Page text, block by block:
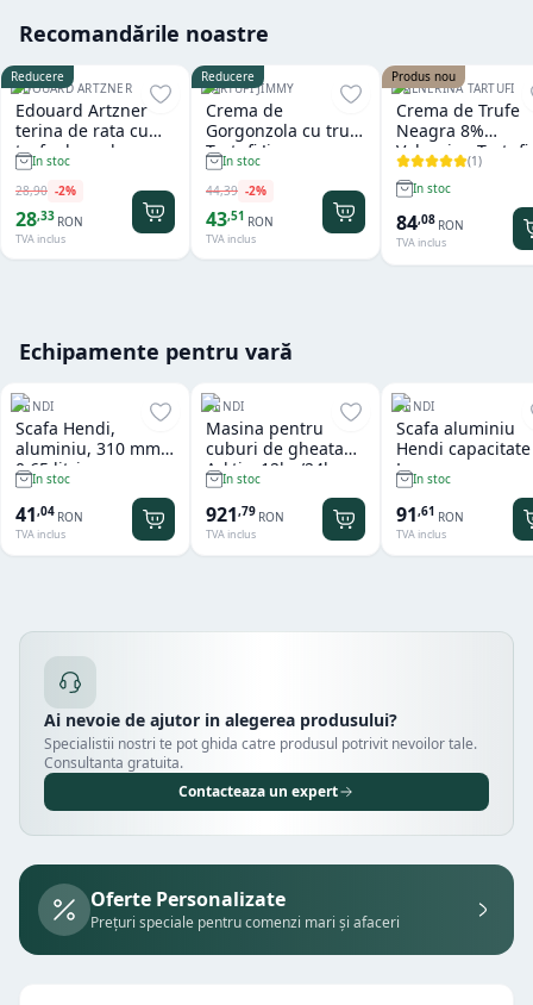
Recomandările noastre
Reducere
EDOUARD ARTZNER
Edouard Artzner
terina de rata cu
trufe de padure
100g
In stoc
28,90 -2%
28,33 RON
TVA inclus
Reducere
TARTUFI JIMMY
Crema de
Gorgonzola cu trufe
Tartufi Jimmy
In stoc
44,39 -2%
43,51 RON
TVA inclus
Produs nou
VALNERINA TARTUFI
Crema de Trufe
Neagra 8%
Valnerina Tartufi
500 gr
(1)
In stoc
84,08 RON
TVA inclus
Echipamente pentru vară
HENDI
Scafa Hendi,
aluminiu, 310 mm,
0.65 litri
In stoc
41,04 RON
TVA inclus
HENDI
Masina pentru
cuburi de gheata
Arktic, 12kg/24h
In stoc
921,79 RON
TVA inclus
HENDI
Scafa aluminiu
Hendi
L In stoc
91,61 RON
TVA inclus
Ai nevoie de ajutor in alegerea produsului?
Specialistii nostri te pot ghida catre produsul potrivit nevoilor tale.
Consultanta gratuita.
Contacteaza un expert
Oferte Personalizate
Prețuri speciale pentru comenzi mari și afaceri